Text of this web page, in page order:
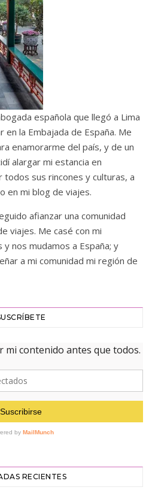
española que llegó a Lima
en la Embajada de España. Me
enamorarme del país, y de un
alargar mi estancia en
todos sus rincones y culturas, a
en mi blog de viajes.
afianzar una comunidad
viajes. Me casé con mi
nos mudamos a España; y
a mi comunidad mi región de
RECIENTES